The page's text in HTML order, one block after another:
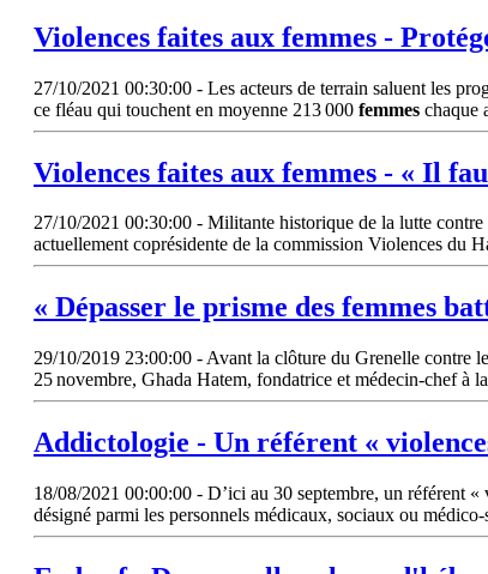
Violences faites aux femmes -
27/10/2021 00:30:00 - Les acteurs de terrain saluent les
ce fléau qui touchent en moyenne 213 000 femmes chaque
Violences faites aux femmes - « Il
27/10/2021 00:30:00 - Militante historique de la lutte
actuellement coprésidente de la commission Violences du
« Dépasser le prisme des femmes
29/10/2019 23:00:00 - Avant la clôture du Grenelle contre
25 novembre, Ghada Hatem, fondatrice et médecin-chef à
Addictologie - Un référent «
18/08/2021 00:00:00 - D’ici au 30 septembre, un référent
désigné parmi les personnels médicaux, sociaux ou